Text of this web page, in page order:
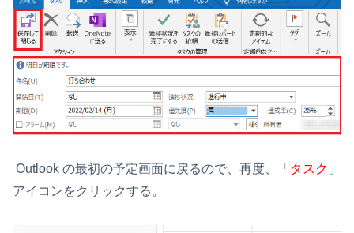
Outlook の最初の予定画面に戻るので、再度、「 タスク 」
アイコンをクリックする。